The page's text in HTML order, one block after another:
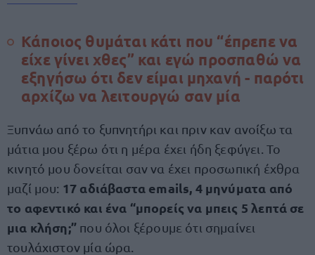
Κάποιος θυμάται κάτι που “έπρεπε να
είχε γίνει χθες” και εγώ προσπαθώ να
εξηγήσω ότι δεν είμαι μηχανή - παρότι
αρχίζω να λειτουργώ σαν μία
Ξυπνάω από το ξυπνητήρι και πριν καν ανοίξω τα
μάτια μου ξέρω ότι η μέρα έχει ήδη ξεφύγει. Το
κινητό μου δονείται σαν να έχει προσωπική έχθρα
μαζί μου: 17 αδιάβαστα emails, 4 μηνύματα από
το αφεντικό και ένα “μπορείς να μπεις 5 λεπτά σε
μια κλήση;”που όλοι ξέρουμε ότι σημαίνει
τουλάχιστον μία ώρα.